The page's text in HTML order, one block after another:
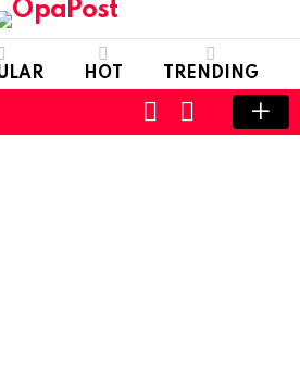
HOT TRENDING
SWITCH
SKIN
LOGIN